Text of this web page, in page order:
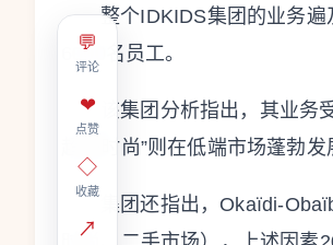
💬
评论
❤
点赞
◇
收藏
↗
整个IDKIDS集团的业务
6000名员工。
该集团分析指出，其业务
超快时尚”则在低端市场蓬勃
集团还指出，Okaïdi-